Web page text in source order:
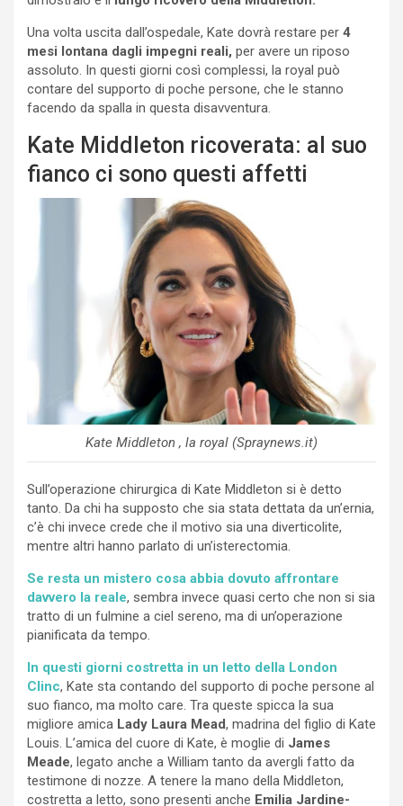
Una volta uscita dall’ospedale, Kate dovrà restare per 4
mesi lontana dagli impegni reali, per avere un riposo
assoluto. In questi giorni così complessi, la royal può
contare del supporto di poche persone, che le stanno
facendo da spalla in questa disavventura.
Kate Middleton ricoverata: al suo
fianco ci sono questi affetti
Kate Middleton , la royal (Spraynews.it)
Sull’operazione chirurgica di Kate Middleton si è detto
tanto. Da chi ha supposto che sia stata dettata da un’ernia,
c’è chi invece crede che il motivo sia una diverticolite,
mentre altri hanno parlato di un’isterectomia.
Se resta un mistero cosa abbia dovuto affrontare
davvero la reale, sembra invece quasi certo che non si sia
tratto di un fulmine a ciel sereno, ma di un’operazione
pianificata da tempo.
In questi giorni costretta in un letto della London
Clinc, Kate sta contando del supporto di poche persone al
suo fianco, ma molto care. Tra queste spicca la sua
migliore amica Lady Laura Mead, madrina del figlio di Kate
Louis. L’amica del cuore di Kate, è moglie di James
Meade, legato anche a William tanto da avergli fatto da
testimone di nozze. A tenere la mano della Middleton,
costretta a letto, sono presenti anche Emilia Jardine-